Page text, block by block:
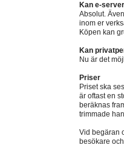
Kan e-
Absolut.
inom er
Köpen kan
Kan
Nu är det
Priser
Priset ska
är oftast en
beräknas
trimmade
Vid begäran
besökare